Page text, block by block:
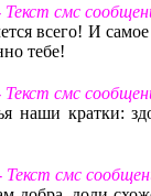
смс
всего! И
тебе!
смс
наши кратки:
смс